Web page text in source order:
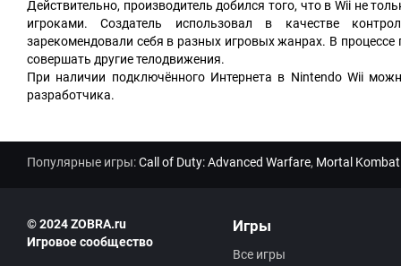
Действительно, производитель добился того, что в Wii не
игроками. Создатель использовал в качестве
зарекомендовали себя в разных игровых жанрах. В
совершать другие телодвижения.
При наличии подключённого Интернета в Nintendo Wii
разработчика.
Популярные игры:Call of Duty: Advanced Warfare, Mortal
© 2024 ZOBRA.ru
Игровое сообщество
Игры
Все игры